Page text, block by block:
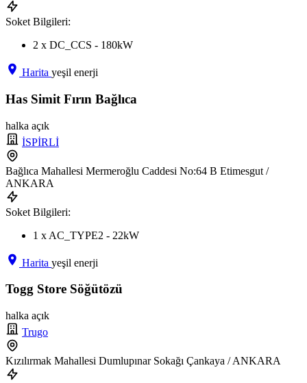
Soket Bilgileri:
2 x DC_CCS - 180kW
Harita yeşil enerji
Has Simit Fırın Bağlıca
halka açık
İSPİRLİ
Bağlıca Mahallesi Mermeroğlu Caddesi No:64 B Etimesgut /
ANKARA
Soket Bilgileri:
1 x AC_TYPE2 - 22kW
Harita yeşil enerji
Togg Store Söğütözü
halka açık
Trugo
Kızılırmak Mahallesi Dumlupınar Sokağı Çankaya / ANKARA